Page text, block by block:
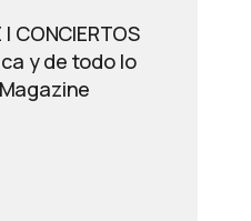
| CONCIERTOS
y de todo lo